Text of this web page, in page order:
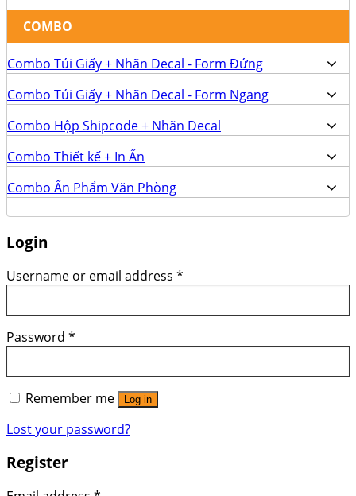
COMBO
Combo Túi Giấy + Nhãn Decal - Form Đứng
Combo Túi Giấy + Nhãn Decal - Form Ngang
Combo Hộp Shipcode + Nhãn Decal
Combo Thiết kế + In Ấn
Combo Ấn Phẩm Văn Phòng
Login
Username or email address *
Password *
Remember me Log in
Lost your password?
Register